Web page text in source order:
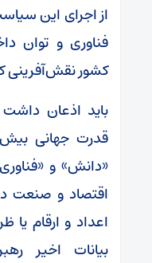
از اجرای این
فناوری و توان
کشور نقش‌آفرینی
باید اذعان داشت
قدرت جهانی بیش
«دانش» و
اقتصاد و صنعت
اعداد و ارقام
بیانات اخیر